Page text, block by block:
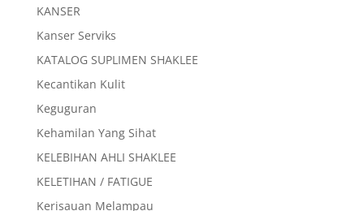
KANSER
Kanser Serviks
KATALOG SUPLIMEN SHAKLEE
Kecantikan Kulit
Keguguran
Kehamilan Yang Sihat
KELEBIHAN AHLI SHAKLEE
KELETIHAN / FATIGUE
Kerisauan Melampau